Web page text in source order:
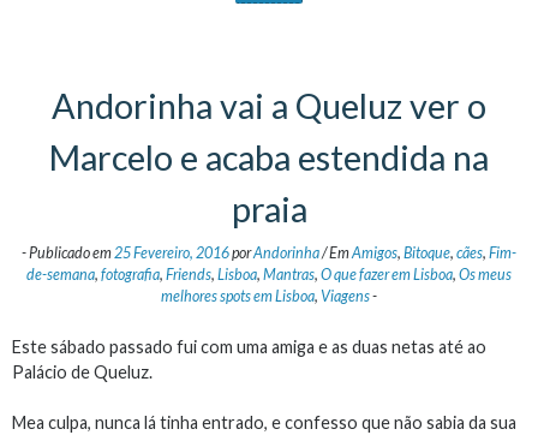
Andorinha vai a Queluz ver o
Marcelo e acaba estendida na
praia
-Publicado em25 Fevereiro, 2016porAndorinha/EmAmigos, Bitoque, cães, Fim-
de-semana, fotografia, Friends, Lisboa, Mantras, O que fazer em Lisboa, Os meus
melhores spots em Lisboa, Viagens-
Este sábado passado fui com uma amiga e as duas netas até ao
Palácio de Queluz.
Mea culpa, nunca lá tinha entrado, e confesso que não sabia da sua